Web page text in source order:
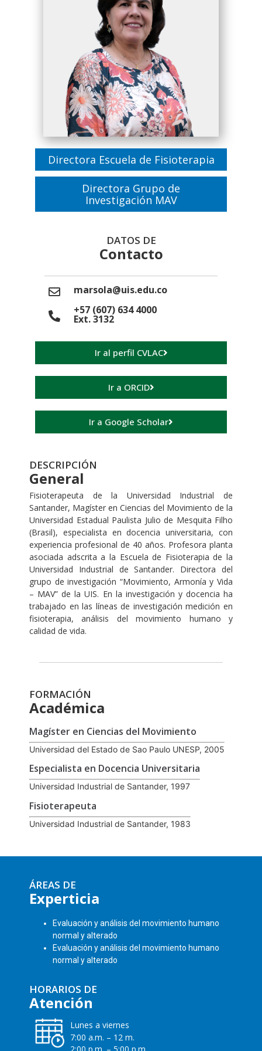
Directora Escuela de Fisioterapia
Directora Grupo de
Investigación MAV
DATOS DE
Contacto
marsola@uis.edu.co
+57 (607) 634 4000
Ext. 3132
Ir al perfil CVLAC
Ir a ORCID
Ir a Google Scholar
DESCRIPCIÓN
General
Fisioterapeuta de la Universidad Industrial de
Santander, Magíster en Ciencias del Movimiento de la
Universidad Estadual Paulista Julio de Mesquita Filho
(Brasil), especialista en docencia universitaria, con
experiencia profesional de 40 años. Profesora planta
asociada adscrita a la Escuela de Fisioterapia de la
Universidad Industrial de Santander. Directora del
grupo de investigación “Movimiento, Armonía y Vida
– MAV” de la UIS. En la investigación y docencia ha
trabajado en las líneas de investigación medición en
fisioterapia, análisis del movimiento humano y
calidad de vida.
FORMACIÓN
Académica
Magíster en Ciencias del Movimiento
Universidad del Estado de Sao Paulo UNESP, 2005
Especialista en Docencia Universitaria
Universidad Industrial de Santander, 1997
Fisioterapeuta
Universidad Industrial de Santander, 1983
ÁREAS DE
Experticia
Evaluación y análisis del movimiento humano
normal y alterado
Evaluación y análisis del movimiento humano
normal y alterado
HORARIOS DE
Atención
Lunes a viernes
7:00 a.m. – 12 m.